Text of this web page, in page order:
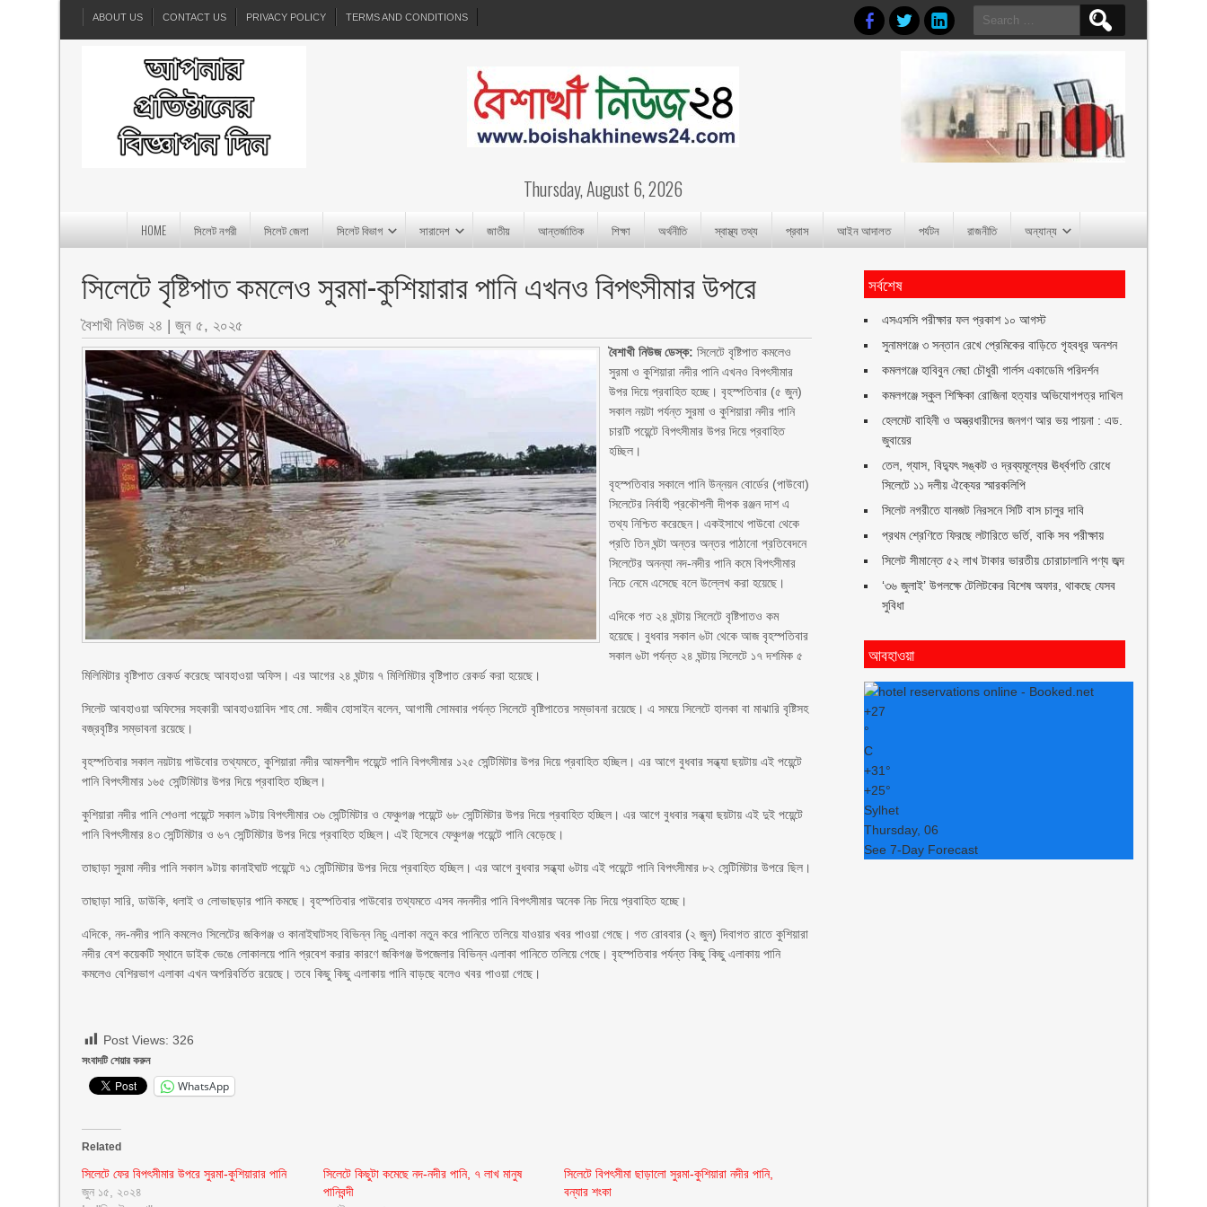
ABOUT US CONTACT US PRIVACY POLICY TERMS AND CONDITIONS
Search
for:
Thursday, August 6, 2026
HOME সিলেট নগরী সিলেট জেলা সিলেট বিভাগ সারাদেশ জাতীয় আন্তর্জাতিক শিক্ষা অর্থনীতি স্বাস্থ্য তথ্য প্রবাস আইন আদালত পর্যটন রাজনীতি অন্যান্য
সিলেটে বৃষ্টিপাত কমলেও সুরমা-কুশিয়ারার পানি এখনও বিপৎসীমার উপরে
বৈশাখী নিউজ ২৪ |জুন ৫, ২০২৫
বৈশাখী নিউজ ডেস্ক:সিলেটে বৃষ্টিপাত কমলেও
সুরমা ও কুশিয়ারা নদীর পানি এখনও বিপৎসীমার
উপর দিয়ে প্রবাহিত হচ্ছে। বৃহস্পতিবার (৫ জুন)
সকাল নয়টা পর্যন্ত সুরমা ও কুশিয়ারা নদীর পানি
চারটি পয়েন্টে বিপৎসীমার উপর দিয়ে প্রবাহিত
হচ্ছিল।
বৃহস্পতিবার সকালে পানি উন্নয়ন বোর্ডের (পাউবো)
সিলেটের নির্বাহী প্রকৌশলী দীপক রঞ্জন দাশ এ
তথ্য নিশ্চিত করেছেন। একইসাথে পাউবো থেকে
প্রতি তিন ঘন্টা অন্তর অন্তর পাঠানো প্রতিবেদনে
সিলেটের অনন্যা নদ-নদীর পানি কমে বিপৎসীমার
নিচে নেমে এসেছে বলে উল্লেখ করা হয়েছে।
এদিকে গত ২৪ ঘন্টায় সিলেটে বৃষ্টিপাতও কম
হয়েছে। বুধবার সকাল ৬টা থেকে আজ বৃহস্পতিবার
সকাল ৬টা পর্যন্ত ২৪ ঘন্টায় সিলেটে ১৭ দশমিক ৫
মিলিমিটার বৃষ্টিপাত রেকর্ড করেছে আবহাওয়া অফিস। এর আগের ২৪ ঘন্টায় ৭ মিলিমিটার বৃষ্টিপাত রেকর্ড করা হয়েছে।
সিলেট আবহাওয়া অফিসের সহকারী আবহাওয়াবিদ শাহ মো. সজীব হোসাইন বলেন, আগামী সোমবার পর্যন্ত সিলেটে বৃষ্টিপাতের সম্ভাবনা রয়েছে। এ সময়ে সিলেটে হালকা বা মাঝারি বৃষ্টিসহ
বজ্রবৃষ্টির সম্ভাবনা রয়েছে।
বৃহস্পতিবার সকাল নয়টায় পাউবোর তথ্যমতে, কুশিয়ারা নদীর আমলশীদ পয়েন্টে পানি বিপৎসীমার ১২৫ সেন্টিমিটার উপর দিয়ে প্রবাহিত হচ্ছিল। এর আগে বুধবার সন্ধ্যা ছয়টায় এই পয়েন্টে
পানি বিপৎসীমার ১৬৫ সেন্টিমিটার উপর দিয়ে প্রবাহিত হচ্ছিল।
কুশিয়ারা নদীর পানি শেওলা পয়েন্টে সকাল ৯টায় বিপৎসীমার ৩৬ সেন্টিমিটার ও ফেঞ্চুগঞ্জ পয়েন্টে ৬৮ সেন্টিমিটার উপর দিয়ে প্রবাহিত হচ্ছিল। এর আগে বুধবার সন্ধ্যা ছয়টায় এই দুই পয়েন্টে
পানি বিপৎসীমার ৪৩ সেন্টিমিটার ও ৬৭ সেন্টিমিটার উপর দিয়ে প্রবাহিত হচ্ছিল। এই হিসেবে ফেঞ্চুগঞ্জ পয়েন্টে পানি বেড়েছে।
তাছাড়া সুরমা নদীর পানি সকাল ৯টায় কানাইঘাট পয়েন্টে ৭১ সেন্টিমিটার উপর দিয়ে প্রবাহিত হচ্ছিল। এর আগে বুধবার সন্ধ্যা ৬টায় এই পয়েন্টে পানি বিপৎসীমার ৮২ সেন্টিমিটার উপরে ছিল।
তাছাড়া সারি, ডাউকি, ধলাই ও লোভাছড়ার পানি কমছে। বৃহস্পতিবার পাউবোর তথ্যমতে এসব নদনদীর পানি বিপৎসীমার অনেক নিচ দিয়ে প্রবাহিত হচ্ছে।
এদিকে, নদ-নদীর পানি কমলেও সিলেটের জকিগঞ্জ ও কানাইঘাটসহ বিভিন্ন নিচু এলাকা নতুন করে পানিতে তলিয়ে যাওয়ার খবর পাওয়া গেছে। গত রোববার (২ জুন) দিবাগত রাতে কুশিয়ারা
নদীর বেশ কয়েকটি স্থানে ডাইক ভেঙে লোকালয়ে পানি প্রবেশ করার কারণে জকিগঞ্জ উপজেলার বিভিন্ন এলাকা পানিতে তলিয়ে গেছে। বৃহস্পতিবার পর্যন্ত কিছু কিছু এলাকায় পানি
কমলেও বেশিরভাগ এলাকা এখন অপরিবর্তিত রয়েছে। তবে কিছু কিছু এলাকায় পানি বাড়ছে বলেও খবর পাওয়া গেছে।
Post Views: 326
সংবাদটি শেয়ার করুন
WhatsApp
Related
সিলেটে ফের বিপৎসীমার উপরে সুরমা-কুশিয়ারার পানি
জুন ১৫, ২০২৪
সিলেটে কিছুটা কমেছে নদ-নদীর পানি, ৭ লাখ মানুষ
পানিবন্দী
সিলেটে বিপৎসীমা ছাড়ালো সুরমা-কুশিয়ারা নদীর পানি,
বন্যার শংকা
সর্বশেষ
এসএসসি পরীক্ষার ফল প্রকাশ ১০ আগস্ট
সুনামগঞ্জে ৩ সন্তান রেখে প্রেমিকের বাড়িতে গৃহবধূর অনশন
কমলগঞ্জে হাবিবুন নেছা চৌধুরী গার্লস একাডেমি পরিদর্শন
কমলগঞ্জে স্কুল শিক্ষিকা রোজিনা হত্যার অভিযোগপত্র দাখিল
হেলমেট বাহিনী ও অস্ত্রধারীদের জনগণ আর ভয় পায়না : এড.
জুবায়ের
তেল, গ্যাস, বিদ্যুৎ সঙ্কট ও দ্রব্যমূল্যের ঊর্ধ্বগতি রোধে
সিলেটে ১১ দলীয় ঐক্যের স্মারকলিপি
সিলেট নগরীতে যানজট নিরসনে সিটি বাস চালুর দাবি
প্রথম শ্রেণিতে ফিরছে লটারিতে ভর্তি, বাকি সব পরীক্ষায়
সিলেট সীমান্তে ৫২ লাখ টাকার ভারতীয় চোরাচালানি পণ্য জব্দ
‘৩৬ জুলাই’ উপলক্ষে টেলিটকের বিশেষ অফার, থাকছে যেসব
সুবিধা
আবহাওয়া
+27
°
C
+31°
+25°
Sylhet
Thursday, 06
See 7-Day Forecast